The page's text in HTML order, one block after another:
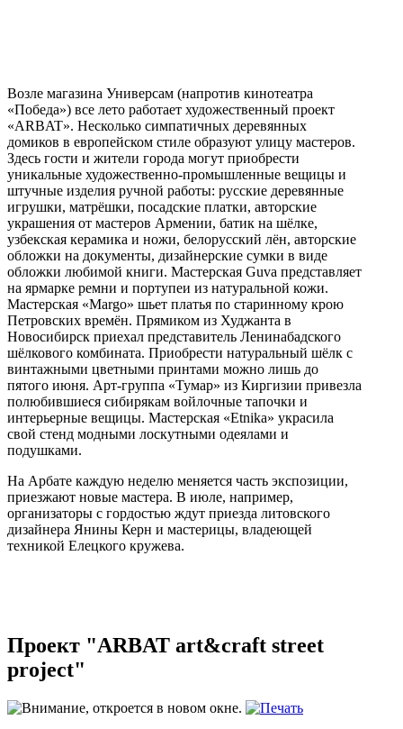
Возле магазина Универсам (напротив кинотеатра
«Победа») все лето работает художественный проект
«ARBAT». Несколько симпатичных деревянных
домиков в европейском стиле образуют улицу мастеров.
Здесь гости и жители города могут приобрести
уникальные художественно-промышленные вещицы и
штучные изделия ручной работы: русские деревянные
игрушки, матрёшки, посадские платки, авторские
украшения от мастеров Армении, батик на шёлке,
узбекская керамика и ножи, белорусский лён, авторские
обложки на документы, дизайнерские сумки в виде
обложки любимой книги. Мастерская Guva представляет
на ярмарке ремни и портупеи из натуральной кожи.
Мастерская «Margo» шьет платья по старинному крою
Петровских времён. Прямиком из Худжанта в
Новосибирск приехал представитель Ленинабадского
шёлкового комбината. Приобрести натуральный шёлк с
винтажными цветными принтами можно лишь до
пятого июня. Арт-группа «Тумар» из Киргизии привезла
полюбившиеся сибирякам войлочные тапочки и
интерьерные вещицы. Мастерская «Etnika» украсила
свой стенд модными лоскутными одеялами и
подушками.
На Арбате каждую неделю меняется часть экспозиции,
приезжают новые мастера. В июле, например,
организаторы с гордостью ждут приезда литовского
дизайнера Янины Керн и мастерицы, владеющей
техникой Елецкого кружева.
Проект "ARBAT art&craft street
project"